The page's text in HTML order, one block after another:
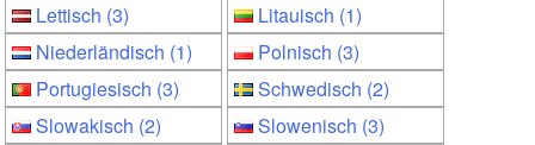
Lettisch (3)
Litauisch (1)
Niederländisch (1)
Polnisch (3)
Portugiesisch (3)
Schwedisch (2)
Slowakisch (2)
Slowenisch (3)